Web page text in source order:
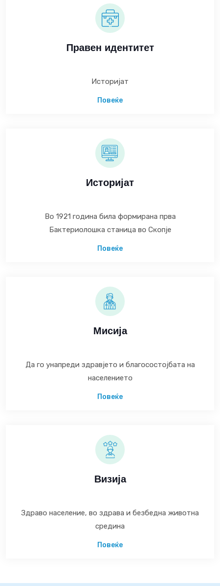
Правен идентитет
Историјат
Повеќе
Историјат
Во 1921 година била формирана прва
Бактериолошка станица во Скопје
Повеќе
Мисија
Да го унапреди здравјето и благосостојбата на
населението
Повеќе
Визија
Здраво население, во здрава и безбедна животна
средина
Повеќе